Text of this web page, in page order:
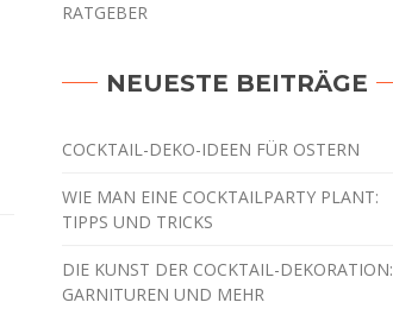
RATGEBER
NEUESTE BEITRÄGE
COCKTAIL-DEKO-IDEEN FÜR OSTERN
WIE MAN EINE COCKTAILPARTY PLANT:
TIPPS UND TRICKS
DIE KUNST DER COCKTAIL-DEKORATION:
GARNITUREN UND MEHR